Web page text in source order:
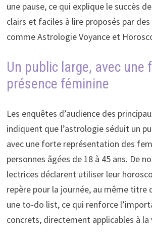
une pause, ce qui explique le succès
clairs et faciles à lire proposés par
comme Astrologie Voyance et
Un public large, avec une
présence féminine
Les enquêtes d’audience des
indiquent que l’astrologie séduit un
avec une forte représentation des
personnes âgées de 18 à 45 ans. De
lectrices déclarent utiliser leur
repère pour la journée, au même titre
une to-do list, ce qui renforce
concrets, directement applicables à